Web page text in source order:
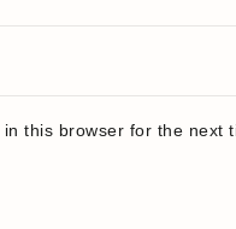
this browser for the next